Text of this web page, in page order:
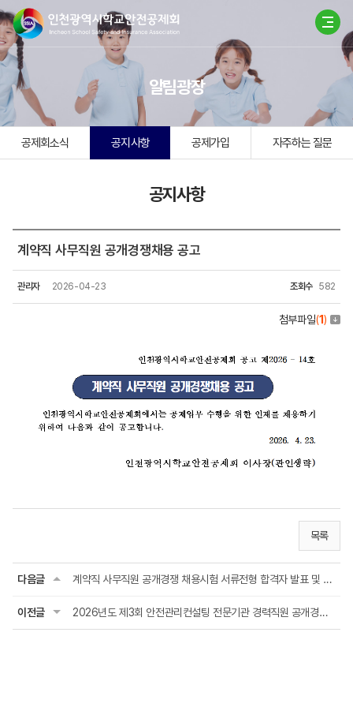
알림광장
공제회소식 공지사항 공제가입 자주하는 질문
공지사항
계약직 사무직원 공개경쟁채용 공고
관리자 2026-04-23 조회수 582
첨부파일(1)
목록
다음글 계약직 사무직원 공개경쟁 채용시험 서류전형 합격자 발표 및 면접시험 시행계획 공...
이전글 2026년도 제3회 안전관리컨설팅 전문기관 경력직원 공개경쟁채용 최종 합격자 발표 및 임용...